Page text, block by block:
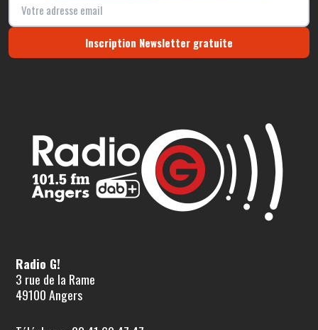
Inscription Newsletter gratuite
Radio G!
3 rue de la Rame
49100 Angers